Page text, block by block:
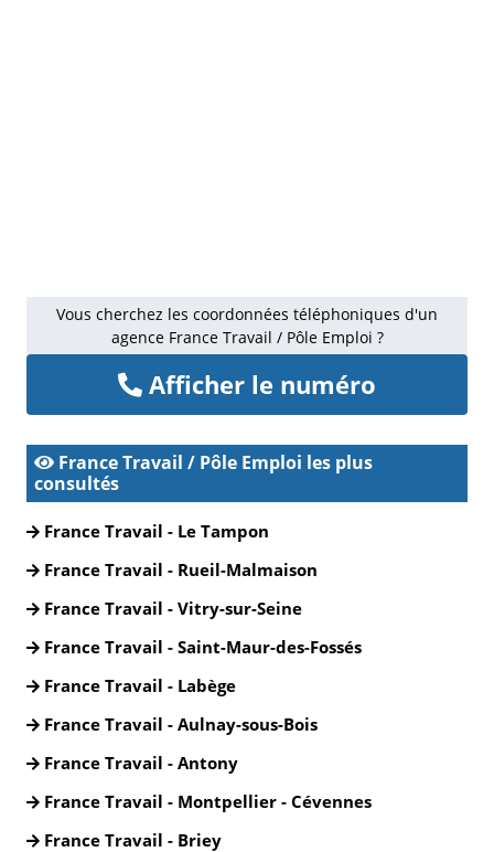
Vous cherchez les coordonnées téléphoniques d'un
agence France Travail / Pôle Emploi ?
Afficher le numéro
France Travail / Pôle Emploi les plus
consultés
France Travail - Le Tampon
France Travail - Rueil-Malmaison
France Travail - Vitry-sur-Seine
France Travail - Saint-Maur-des-Fossés
France Travail - Labège
France Travail - Aulnay-sous-Bois
France Travail - Antony
France Travail - Montpellier - Cévennes
France Travail - Briey